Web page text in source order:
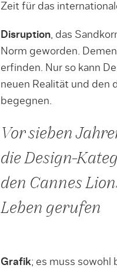
Zeit für das
Disruption, das
Norm geworden.
erfinden. Nur so kann
neuen Realität und den
begegnen.
Vor sieben
die Design-
den Cannes
Leben gerufen
Grafik; es muss sowohl